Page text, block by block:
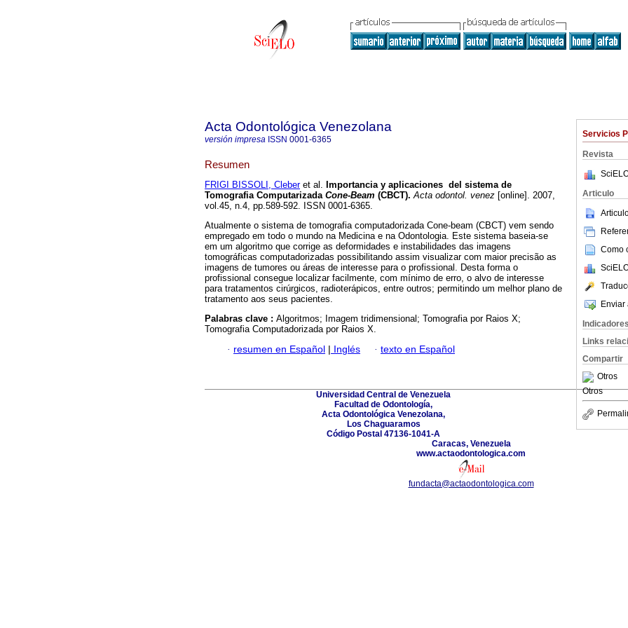
Servicios
Revista
Articulo
Como
Enviar
Indicadores
Links
Compartir
Otros
Otros
Acta Odontológica Venezolana
versión impresa ISSN 0001-6365
Resumen
FRIGI BISSOLI, Cleberet al. Importancia y aplicaciones del sistema de
Tomografia Computarizada Cone-Beam (CBCT). Acta odontol. venez [online]. 2007,
vol.45, n.4, pp.589-592. ISSN 0001-6365.
Atualmente o sistema de tomografia computadorizada Cone-beam (CBCT) vem sendo
empregado em todo o mundo na Medicina e na Odontologia. Este sistema baseia-se
em um algoritmo que corrige as deformidades e instabilidades das imagens
tomográficas computadorizadas possibilitando assim visualizar com maior precisão as
imagens de tumores ou áreas de interesse para o profissional. Desta forma o
profissional consegue localizar facilmente, com mínimo de erro, o alvo de interesse
para tratamentos cirúrgicos, radioterápicos, entre outros; permitindo um melhor plano de
tratamento aos seus pacientes.
Palabras clave : Algoritmos; Imagem tridimensional; Tomografia por Raios X;
Tomografia Computadorizada por Raios X.
· resumen en Español | Inglés · texto en Español
Universidad Central de Venezuela
Facultad de Odontología,
Acta Odontológica Venezolana,
Los Chaguaramos
Código Postal 47136-1041-A
Caracas, Venezuela
www.actaodontologica.com
fundacta@actaodontologica.com